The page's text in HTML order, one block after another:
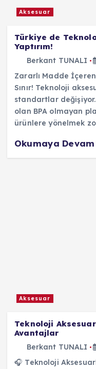
Aksesuar
Türkiye de
Yaptırım!
Berkant TUNALI
Zararlı Madde
Sınır! Teknoloji
standartlar
olan BPA olmayan
ürünlere yönelmek
Okumaya Devam
Aksesuar
Teknoloji
Avantajlar
Berkant TUNALI
🎧 Teknoloji